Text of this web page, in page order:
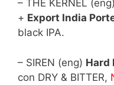
– THE KERNEL (eng)
+ Export India
black IPA.
– SIREN (eng) Hard
con DRY & BITTER,